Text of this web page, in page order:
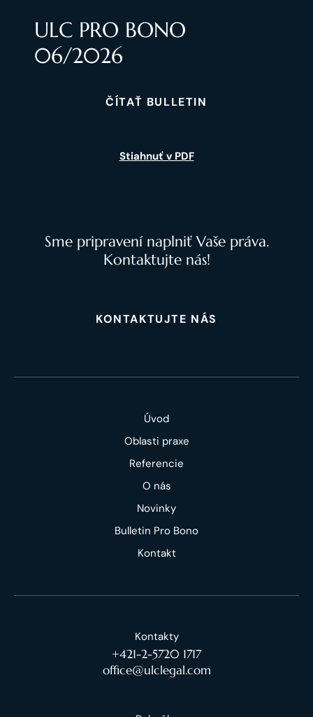
ULC PRO BONO
06/2026
ČÍTAŤ BULLETIN
Stiahnuť v PDF
Sme pripravení naplniť Vaše práva.
Kontaktujte nás!
KONTAKTUJTE NÁS
Úvod
Oblasti praxe
Referencie
O nás
Novinky
Bulletin Pro Bono
Kontakt
Kontakty
+421-2-5720 1717
office@ulclegal.com